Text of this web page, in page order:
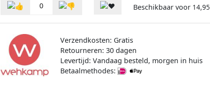
0 Beschikbaar voor 14,95
Verzendkosten: Gratis
Retourneren: 30 dagen
Levertijd: Vandaag besteld, morgen in huis
Betaalmethodes: